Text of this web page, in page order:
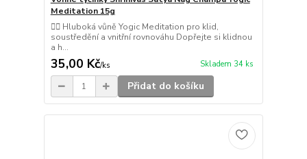
Meditation 15g
🧘‍♂️ Hluboká vůně Yogic Meditation pro klid,
soustředění a vnitřní rovnováhu Dopřejte si klidnou
a h...
35,00 Kč/ks Skladem 34 ks
Přidat do košíku